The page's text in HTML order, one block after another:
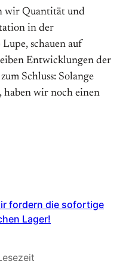
wir Quantität und
in der
schauen auf
Entwicklungen der
Schluss: Solange
haben wir noch einen
fordern die sofortige
Lager!